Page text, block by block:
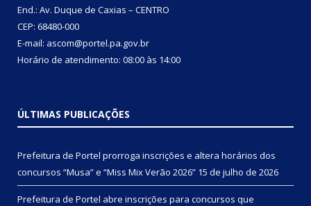
End.: Av. Duque de Caxias – CENTRO
CEP: 68480-000
E-mail: ascom@portel.pa.gov.br
Horário de atendimento: 08:00 às 14:00
ÚLTIMAS PUBLICAÇÕES
Prefeitura de Portel prorroga inscrições e altera horários dos
concursos “Musa” e “Miss Mix Verão 2026” 15 de julho de 2026
Prefeitura de Portel abre inscrições para concursos que